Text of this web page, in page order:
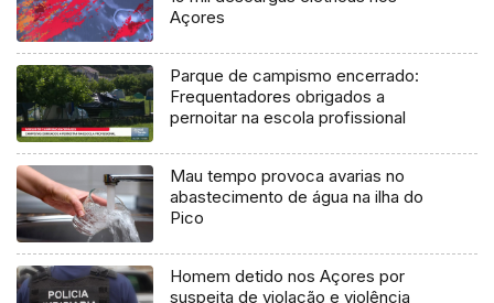
Açores
Parque de campismo encerrado:
Frequentadores obrigados a
pernoitar na escola profissional
Mau tempo provoca avarias no
abastecimento de água na ilha do
Pico
Homem detido nos Açores por
suspeita de violação e violência